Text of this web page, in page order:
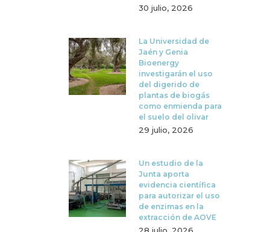
30 julio, 2026
La Universidad de
Jaén y Genia
Bioenergy
investigarán el uso
del digerido de
plantas de biogás
como enmienda para
el suelo del olivar
29 julio, 2026
Un estudio de la
Junta aporta
evidencia científica
para autorizar el uso
de enzimas en la
extracción de AOVE
28 julio, 2026